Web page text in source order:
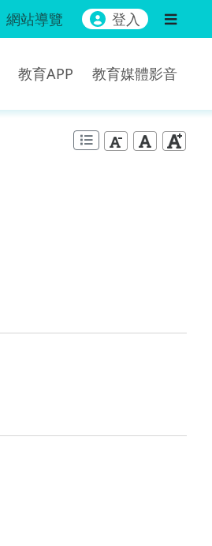
網站導覽 登入
教育APP 教育媒體影音